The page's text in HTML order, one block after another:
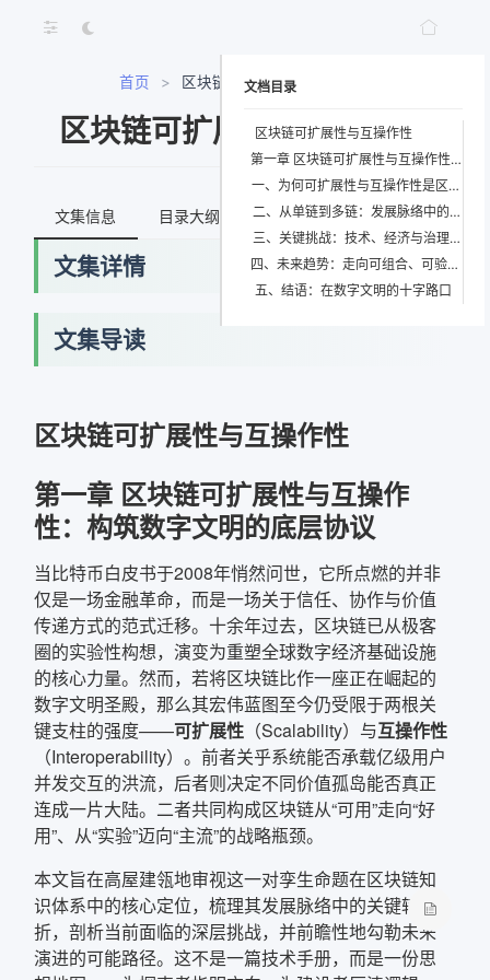
首页 > 区块链可扩展性与互操作性
区块链可扩展性与互操作性
文集信息 目录大纲 最新文档 知识宇宙
文集详情
文集导读
区块链可扩展性与互操作性
第一章 区块链可扩展性与互操作
性：构筑数字文明的底层协议
当比特币白皮书于2008年悄然问世，它所点燃的并非
仅是一场金融革命，而是一场关于信任、协作与价值
传递方式的范式迁移。十余年过去，区块链已从极客
圈的实验性构想，演变为重塑全球数字经济基础设施
的核心力量。然而，若将区块链比作一座正在崛起的
数字文明圣殿，那么其宏伟蓝图至今仍受限于两根关
键支柱的强度——可扩展性（Scalability）与互操作性
（Interoperability）。前者关乎系统能否承载亿级用户
并发交互的洪流，后者则决定不同价值孤岛能否真正
连成一片大陆。二者共同构成区块链从“可用”走向“好
用”、从“实验”迈向“主流”的战略瓶颈。
本文旨在高屋建瓴地审视这一对孪生命题在区块链知
识体系中的核心定位，梳理其发展脉络中的关键转
折，剖析当前面临的深层挑战，并前瞻性地勾勒未来
演进的可能路径。这不是一篇技术手册，而是一份思
文档目录
区块链可扩展性与互操作性
第一章 区块链可扩展性与互操作性：构筑数字文明的底层协议
一、为何可扩展性与互操作性是区块链的“元问题”？
二、从单链到多链：发展脉络中的范式跃迁
三、关键挑战：技术、经济与治理的三重迷雾
四、未来趋势：走向可组合、可验证、可进化的数字基座
五、结语：在数字文明的十字路口